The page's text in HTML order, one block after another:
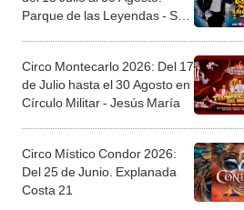
Parque de las Leyendas - San
Circo Montecarlo 2026: Del 17
de Julio hasta el 30 Agosto en
Círculo Militar - Jesús María
Circo Místico Condor 2026:
Del 25 de Junio. Explanada
Costa 21